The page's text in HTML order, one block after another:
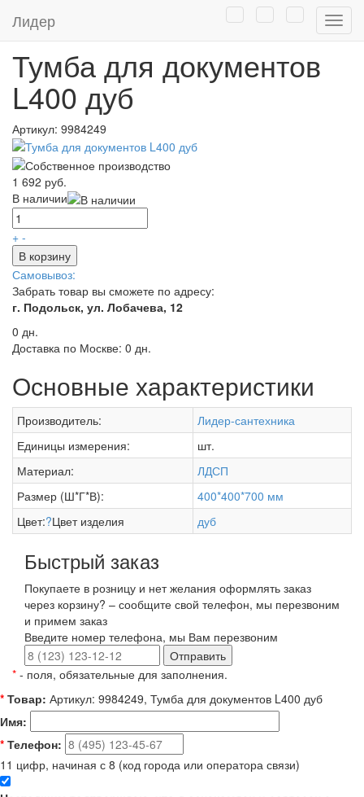
Лидер
Офисная мебель эконом класса/
Тумбы офисные
Тумба для документов
L400 дуб
Артикул: 9984249
1 692 руб.
В наличии
+ -
В корзину
Самовывоз:
Забрать товар вы сможете по адресу:
г. Подольск, ул. Лобачева, 12
0 дн.
Доставка по Москве: 0 дн.
Основные характеристики
Производитель:
Лидер-сантехника
Единицы измерения:
шт.
Материал:
ЛДСП
Размер (Ш*Г*В):
400*400*700 мм
Цвет:?Цвет изделия дуб
Быстрый заказ
Покупаете в розницу и нет желания оформлять заказ
через корзину? – сообщите свой телефон, мы перезвоним
и примем заказ
Введите номер телефона, мы Вам перезвоним
Отправить
* - поля, обязательные для заполнения.
* Товар: Артикул: 9984249, Тумба для документов L400 дуб
Имя:
* Телефон:
11 цифр, начиная с 8 (код города или оператора связи)